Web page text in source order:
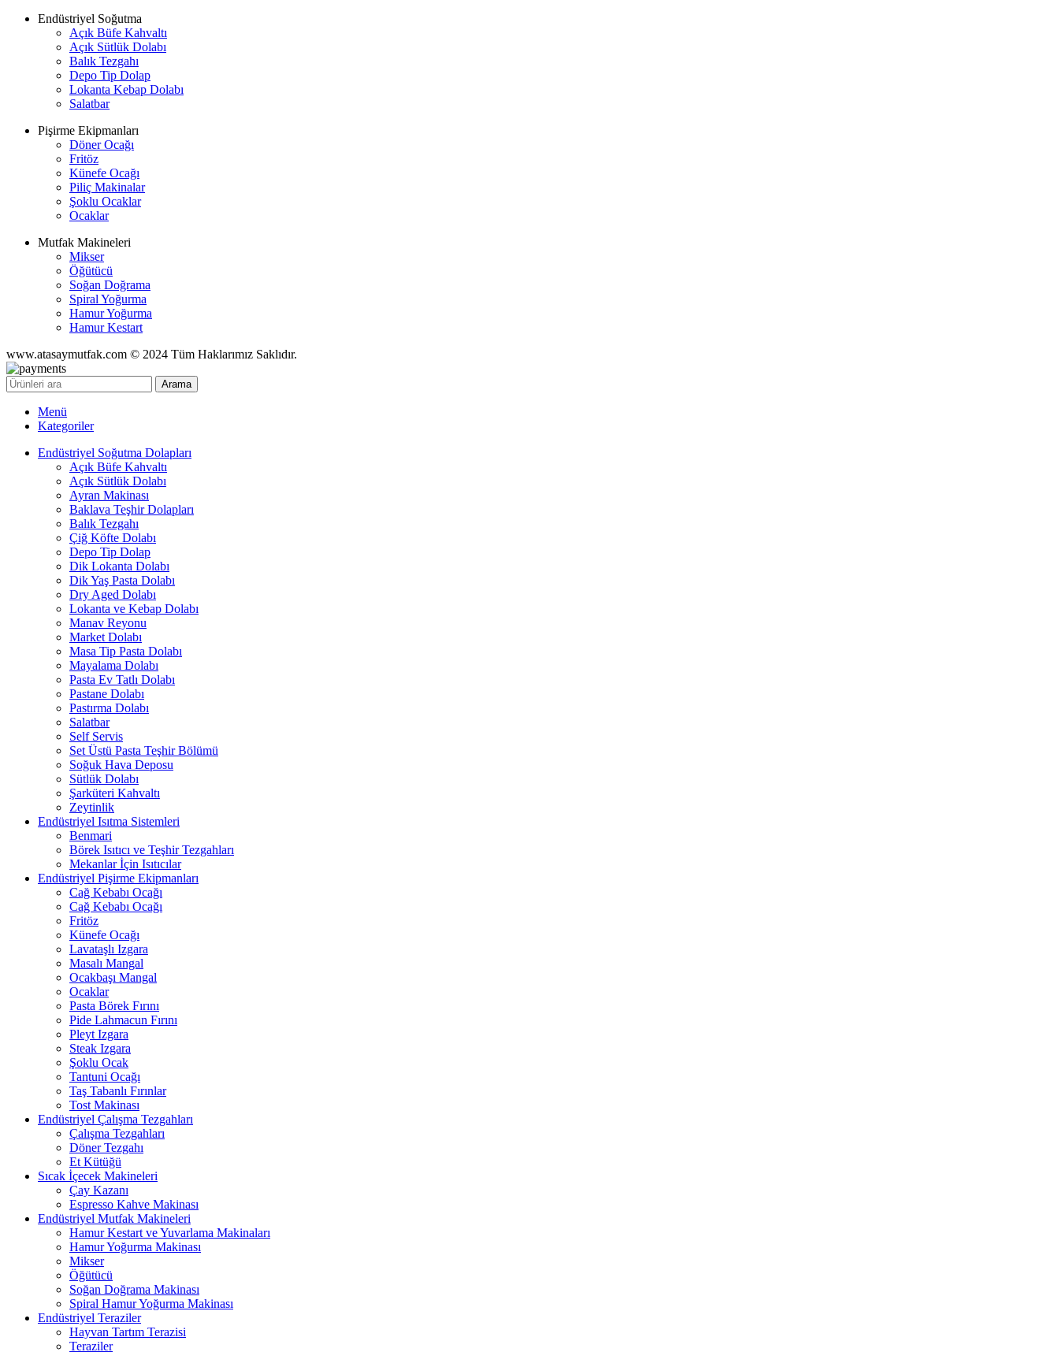
Endüstriyel Soğutma
Açık Büfe Kahvaltı
Açık Sütlük Dolabı
Balık Tezgahı
Depo Tip Dolap
Lokanta Kebap Dolabı
Salatbar
Pişirme Ekipmanları
Döner Ocağı
Fritöz
Künefe Ocağı
Piliç Makinalar
Şoklu Ocaklar
Ocaklar
Mutfak Makineleri
Mikser
Öğütücü
Soğan Doğrama
Spiral Yoğurma
Hamur Yoğurma
Hamur Kestart
www.atasaymutfak.com © 2024 Tüm Haklarımız Saklıdır.
Arama
Menü
Kategoriler
Endüstriyel Soğutma Dolapları
Açık Büfe Kahvaltı
Açık Sütlük Dolabı
Ayran Makinası
Baklava Teşhir Dolapları
Balık Tezgahı
Çiğ Köfte Dolabı
Depo Tip Dolap
Dik Lokanta Dolabı
Dik Yaş Pasta Dolabı
Dry Aged Dolabı
Lokanta ve Kebap Dolabı
Manav Reyonu
Market Dolabı
Masa Tip Pasta Dolabı
Mayalama Dolabı
Pasta Ev Tatlı Dolabı
Pastane Dolabı
Pastırma Dolabı
Salatbar
Self Servis
Set Üstü Pasta Teşhir Bölümü
Soğuk Hava Deposu
Sütlük Dolabı
Şarküteri Kahvaltı
Zeytinlik
Endüstriyel Isıtma Sistemleri
Benmari
Börek Isıtıcı ve Teşhir Tezgahları
Mekanlar İçin Isıtıcılar
Endüstriyel Pişirme Ekipmanları
Cağ Kebabı Ocağı
Cağ Kebabı Ocağı
Fritöz
Künefe Ocağı
Lavataşlı Izgara
Masalı Mangal
Ocakbaşı Mangal
Ocaklar
Pasta Börek Fırını
Pide Lahmacun Fırını
Pleyt Izgara
Steak Izgara
Şoklu Ocak
Tantuni Ocağı
Taş Tabanlı Fırınlar
Tost Makinası
Endüstriyel Çalışma Tezgahları
Çalışma Tezgahları
Döner Tezgahı
Et Kütüğü
Sıcak İçecek Makineleri
Çay Kazanı
Espresso Kahve Makinası
Endüstriyel Mutfak Makineleri
Hamur Kestart ve Yuvarlama Makinaları
Hamur Yoğurma Makinası
Mikser
Öğütücü
Soğan Doğrama Makinası
Spiral Hamur Yoğurma Makinası
Endüstriyel Teraziler
Hayvan Tartım Terazisi
Teraziler